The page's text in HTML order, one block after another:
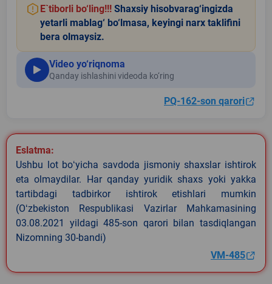
E`tiborli bo‘ling!!! Shaxsiy hisobvarag‘ingizda
yetarli mablag‘ bo‘lmasa, keyingi narx taklifini
bera olmaysiz.
Video yo‘riqnoma
Qanday ishlashini videoda ko‘ring
PQ-162-son qarori
Eslatma:
Ushbu lot boʻyicha savdoda jismoniy shaxslar ishtirok
eta olmaydilar. Har qanday yuridik shaxs yoki yakka
tartibdagi tadbirkor ishtirok etishlari mumkin
(Oʻzbekiston Respublikasi Vazirlar Mahkamasining
03.08.2021 yildagi 485-son qarori bilan tasdiqlangan
Nizomning 30-bandi)
VM-485